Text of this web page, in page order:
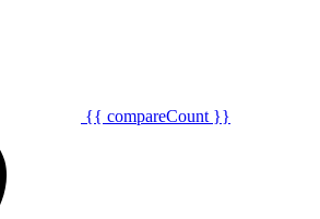
{{ compareCount }}